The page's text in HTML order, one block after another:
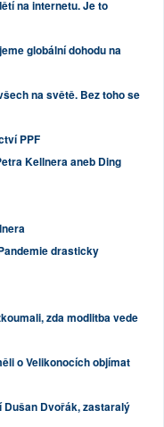
na internetu. Je to
globální dohodu na
na světě. Bez toho se
PPF
Kellnera aneb Ding
drasticky
zda modlitba vede
o Velikonocích objímat
Dušan Dvořák, zastaralý